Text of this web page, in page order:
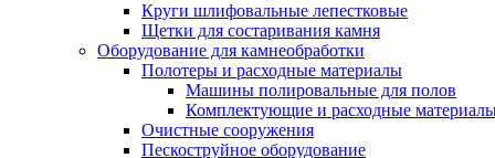
Круги шлифовальные лепестковые
Щетки для состаривания камня
Оборудование для камнеобработки
Полотеры и расходные материалы
Машины полировальные для полов
Комплектующие и расходные
Очистные сооружения
Пескоструйное оборудование